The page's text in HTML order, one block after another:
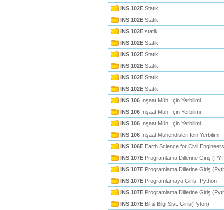
INS 102E Statik
INS 102E Statik
INS 102E statik
INS 102E Statik
INS 102E Statik
INS 102E Statik
INS 102E Statik
INS 102E Statik
INS 106 İnşaat Müh. İçin Yerbilimi
INS 106 İnşaat Müh. İçin Yerbilimi
INS 106 İnşaat Müh. İçin Yerbilimi
INS 106 İnşaat Mühendisleri İçin Yerbilimi
INS 106E Earth Science for Civil Engineers
INS 107E Programlama Dillerine Giriş
INS 107E Programlama Dillerine Giriş
INS 107E Programlamaya Giriş -Python
INS 107E Programlama Dillerine Giriş
INS 107E Bil.& Bilgi Sist. Giriş(Pyton)